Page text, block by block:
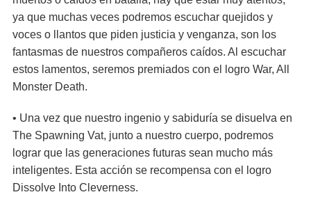
ya que muchas veces podremos escuchar quejidos y
voces o llantos que piden justicia y venganza, son los
fantasmas de nuestros compañeros caídos. Al escuchar
estos lamentos, seremos premiados con el logro War, All
Monster Death.
• Una vez que nuestro ingenio y sabiduría se disuelva en
The Spawning Vat, junto a nuestro cuerpo, podremos
lograr que las generaciones futuras sean mucho más
inteligentes. Esta acción se recompensa con el logro
Dissolve Into Cleverness.